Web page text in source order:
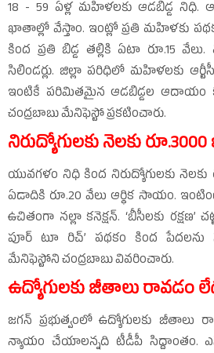
18 - 59 ఏళ్ల మహిళలకు ఆడబిడ్డ నిధి.
ఖాతాల్లో వేస్తాం. ఇంట్లో ప్రతి మహిళకు పథకం
కింద ప్రతి బిడ్డ తల్లికి ఏటా రూ.15
సిలిండర్లు. జిల్లా పరిధిలో మహిళలకు
ఇంటికే పరిమితమైన ఆడబిడ్డల ఆదాయం
చంద్రబాబు మేనిఫెస్టో ప్రకటించారు.
నిరుద్యోగులకు నెలకు రూ.3000
యువగళం నిధి కింద నిరుద్యోగులకు నెలకు
ఏడాదికి రూ.20 వేలు ఆర్థిక సాయం.
ఉచితంగా నల్లా కనెక్షన్‌. ‘బీసీలకు రక్షణ’
పూర్‌ టూ రిచ్‌’ పథకం కింద పేదలను
మేనిఫెస్టోని చంద్రబాబు వివరించారు.
ఉద్యోగులకు జీతాలు రావడం
జగన్‌ ప్రభుత్వంలో ఉద్యోగులకు జీతాలు
న్యాయం చేయాలన్నది టీడీపీ సిద్దాంతం.